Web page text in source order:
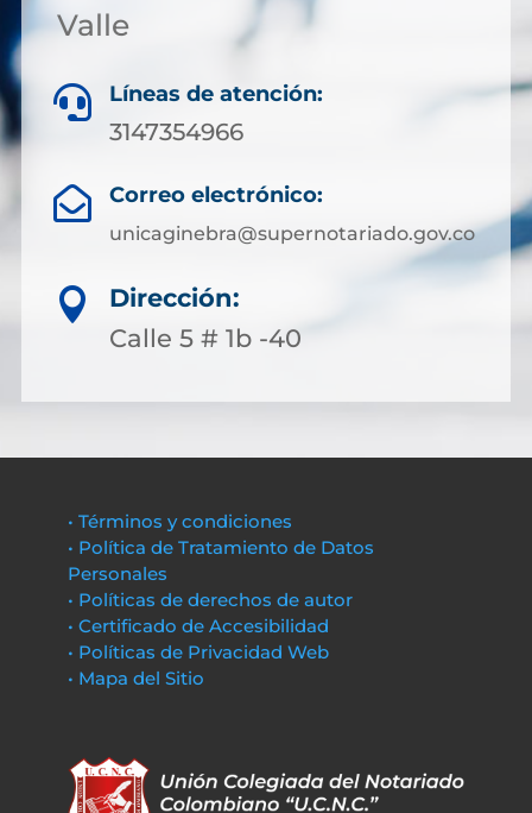
Valle
 Líneas de atención:
3147354966
 Correo electrónico:
unicaginebra@supernotariado.gov.co

Dirección:
Calle 5 # 1b -40
• Términos y condiciones
• Política de Tratamiento de Datos
Personales
• Políticas de derechos de autor
• Certificado de Accesibilidad
• Políticas de Privacidad Web
• Mapa del Sitio